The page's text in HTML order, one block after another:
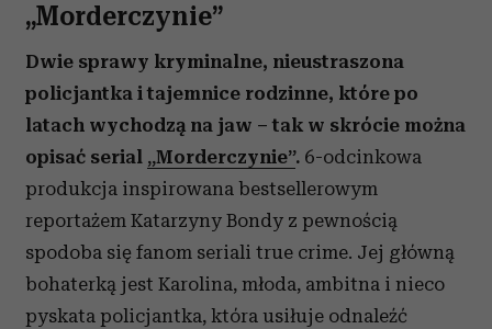
„Morderczynie”
Dwie sprawy kryminalne, nieustraszona
policjantka i tajemnice rodzinne, które po
latach wychodzą na jaw – tak w skrócie można
opisać serial „Morderczynie”. 6-odcinkowa
produkcja inspirowana bestsellerowym
reportażem Katarzyny Bondy z pewnością
spodoba się fanom seriali true crime. Jej główną
bohaterką jest Karolina, młoda, ambitna i nieco
pyskata policjantka, która usiłuje odnaleźć